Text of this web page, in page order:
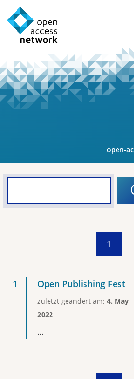
open-
1
Open Publishing Fest
zuletzt geändert am: 4. May
2022
...